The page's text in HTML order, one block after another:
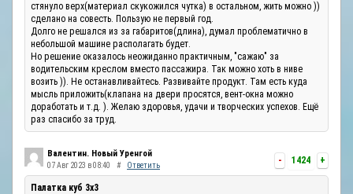
стянуло верх(материал скукожился чутка) в остальном, жить можно ))
сделано на совесть. Пользую не первый год.
Долго не решался из за габаритов(длина), думал проблематично в
небольшой машине располагать будет.
Но решение оказалось неожиданно практичным, "сажаю" за
водительским креслом вместо пассажира. Так можно хоть в ниве
возить )). Не останавливайтесь. Развивайте продукт. Там есть куда
мысль приложить(клапана на двери просятся, вент-окна можно
доработать и т.д. ). Желаю здоровья, удачи и творческих успехов. Ещё
раз спасибо за труд.
- 1424 +
Валентин. Новый Уренгой
07 Авг 2023 в 08:40 # Ответить
Палатка куб 3х3